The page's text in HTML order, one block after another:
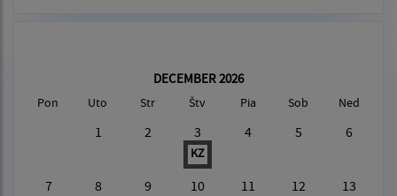
DECEMBER 2026
Pon Uto Str Štv Pia Sob Ned
1 2 3
KZ
4 5 6
7 8 9 10 11 12 13